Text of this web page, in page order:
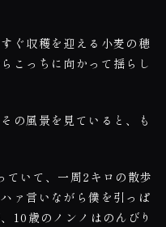
ぐ収穫を迎える小麦の穂
こっちに向かって揺らし
の風景を見ていると、も
ていて、一周 2 キロの散歩
ァ言いながら僕を引っぱ
10 歳のノンノはのんびり